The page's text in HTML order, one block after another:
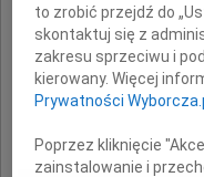
to zrobić przejdź do
skontaktuj się z
zakresu sprzeciwu i
kierowany. Więcej
Prywatności
Poprzez kliknięcie
zainstalowanie i